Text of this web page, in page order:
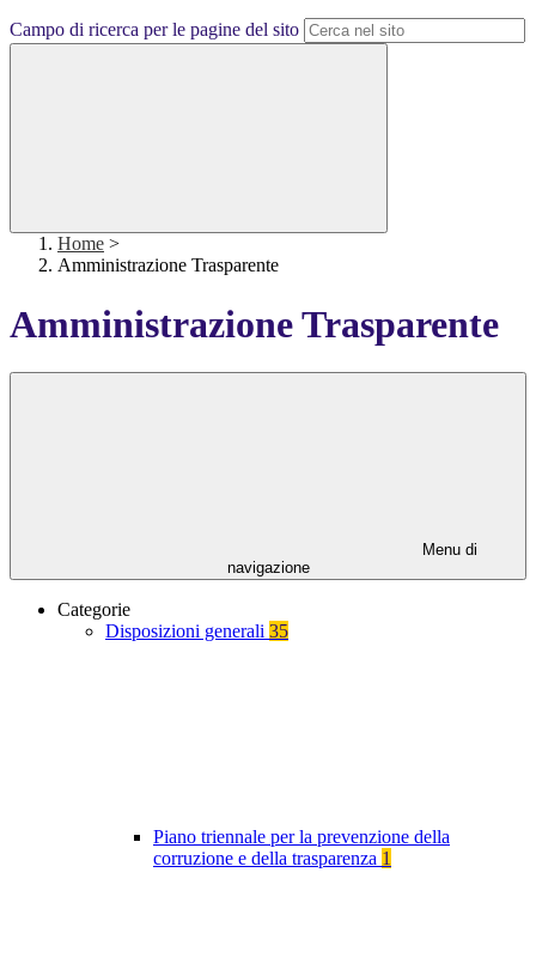
Campo di ricerca per le pagine del sito
Home >
Amministrazione Trasparente
Amministrazione Trasparente
Menu di
navigazione
Categorie
Disposizioni generali 35
Piano triennale per la prevenzione della
corruzione e della trasparenza 1